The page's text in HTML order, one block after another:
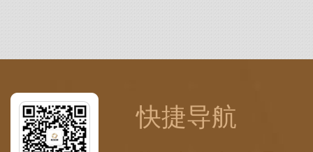
快捷导航